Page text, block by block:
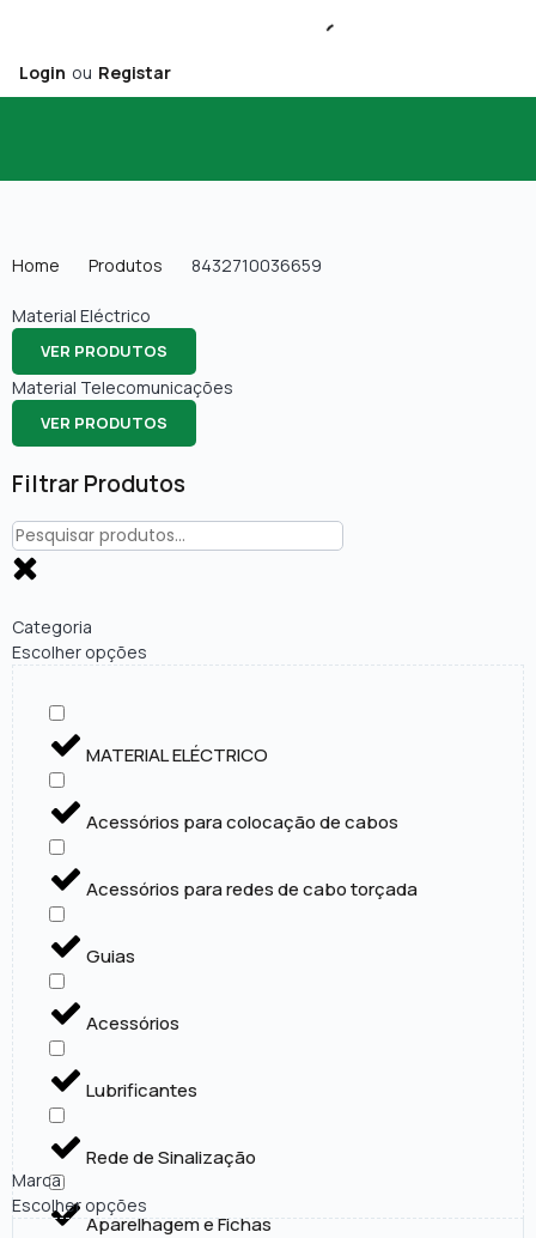
Login ou Registar
Home Produtos 8432710036659
Filtrar Produtos
Categoria
Escolher opções
MATERIAL ELÉCTRICO
Acessórios para colocação de cabos
Acessórios para redes de cabo torçada
Guias
Acessórios
Lubrificantes
Rede de Sinalização
Aparelhagem e Fichas
Marca
Escolher opções
Material Eléctrico
VER PRODUTOS
Material Telecomunicações
VER PRODUTOS